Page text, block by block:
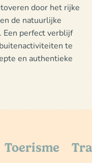
door het rijke
de natuurlijke
Een perfect verblijf
te
en authentieke
Toerisme